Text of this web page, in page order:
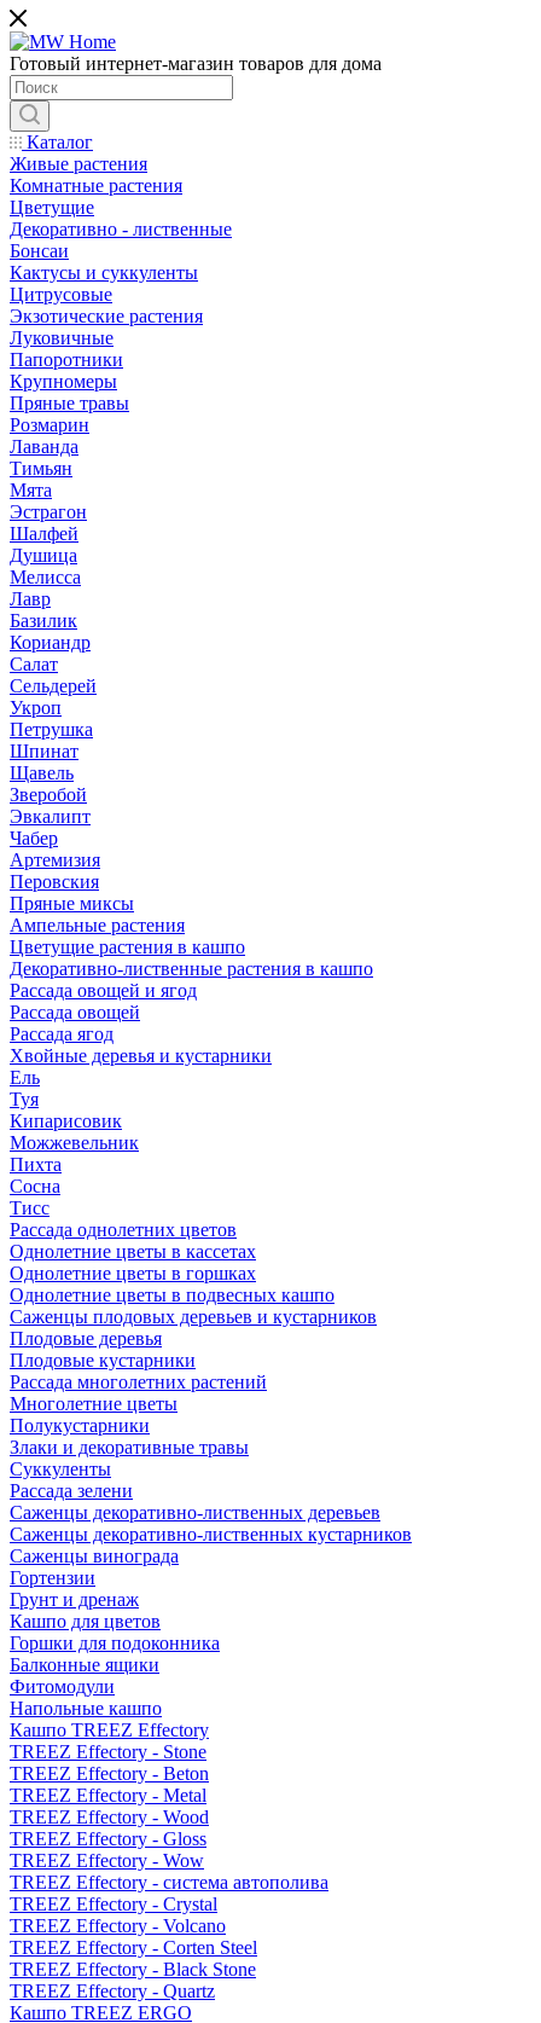
Готовый интернет-магазин товаров для дома
Каталог
Живые растения
Комнатные растения
Цветущие
Декоративно - лиственные
Бонсаи
Кактусы и суккуленты
Цитрусовые
Экзотические растения
Луковичные
Папоротники
Крупномеры
Пряные травы
Розмарин
Лаванда
Тимьян
Мята
Эстрагон
Шалфей
Душица
Мелисса
Лавр
Базилик
Кориандр
Салат
Сельдерей
Укроп
Петрушка
Шпинат
Щавель
Зверобой
Эвкалипт
Чабер
Артемизия
Перовския
Пряные миксы
Ампельные растения
Цветущие растения в кашпо
Декоративно-лиственные растения в кашпо
Рассада овощей и ягод
Рассада овощей
Рассада ягод
Хвойные деревья и кустарники
Ель
Туя
Кипарисовик
Можжевельник
Пихта
Сосна
Тисc
Рассада однолетних цветов
Однолетние цветы в кассетах
Однолетние цветы в горшках
Однолетние цветы в подвесных кашпо
Саженцы плодовых деревьев и кустарников
Плодовые деревья
Плодовые кустарники
Рассада многолетних растений
Многолетние цветы
Полукустарники
Злаки и декоративные травы
Суккуленты
Рассада зелени
Саженцы декоративно-лиственных деревьев
Саженцы декоративно-лиственных кустарников
Саженцы винограда
Гортензии
Грунт и дренаж
Кашпо для цветов
Горшки для подоконника
Балконные ящики
Фитомодули
Напольные кашпо
Кашпо TREEZ Effectory
TREEZ Effectory - Stone
TREEZ Effectory - Beton
TREEZ Effectory - Metal
TREEZ Effectory - Wood
TREEZ Effectory - Gloss
TREEZ Effectory - Wow
TREEZ Effectory - система автополива
TREEZ Effectory - Crystal
TREEZ Effectory - Volcano
TREEZ Effectory - Corten Steel
TREEZ Effectory - Black Stone
TREEZ Effectory - Quartz
Кашпо TREEZ ERGO